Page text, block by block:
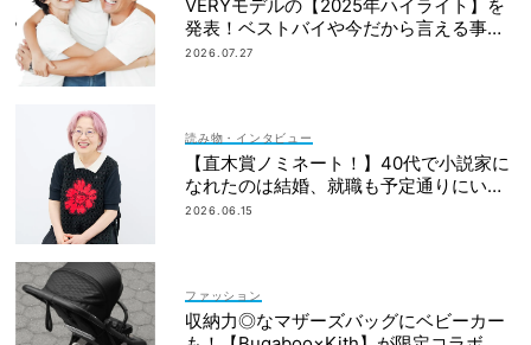
VERYモデルの【2025年ハイライト】を
発表！ベストバイや今だから言える事件
簿も大公開
2026.07.27
読み物・インタビュー
【直木賞ノミネート！】40代で小説家に
なれたのは結婚、就職も予定通りにいか
なかったから｜朝倉かすみさん
2026.06.15
ファッション
収納力◎なマザーズバッグにベビーカー